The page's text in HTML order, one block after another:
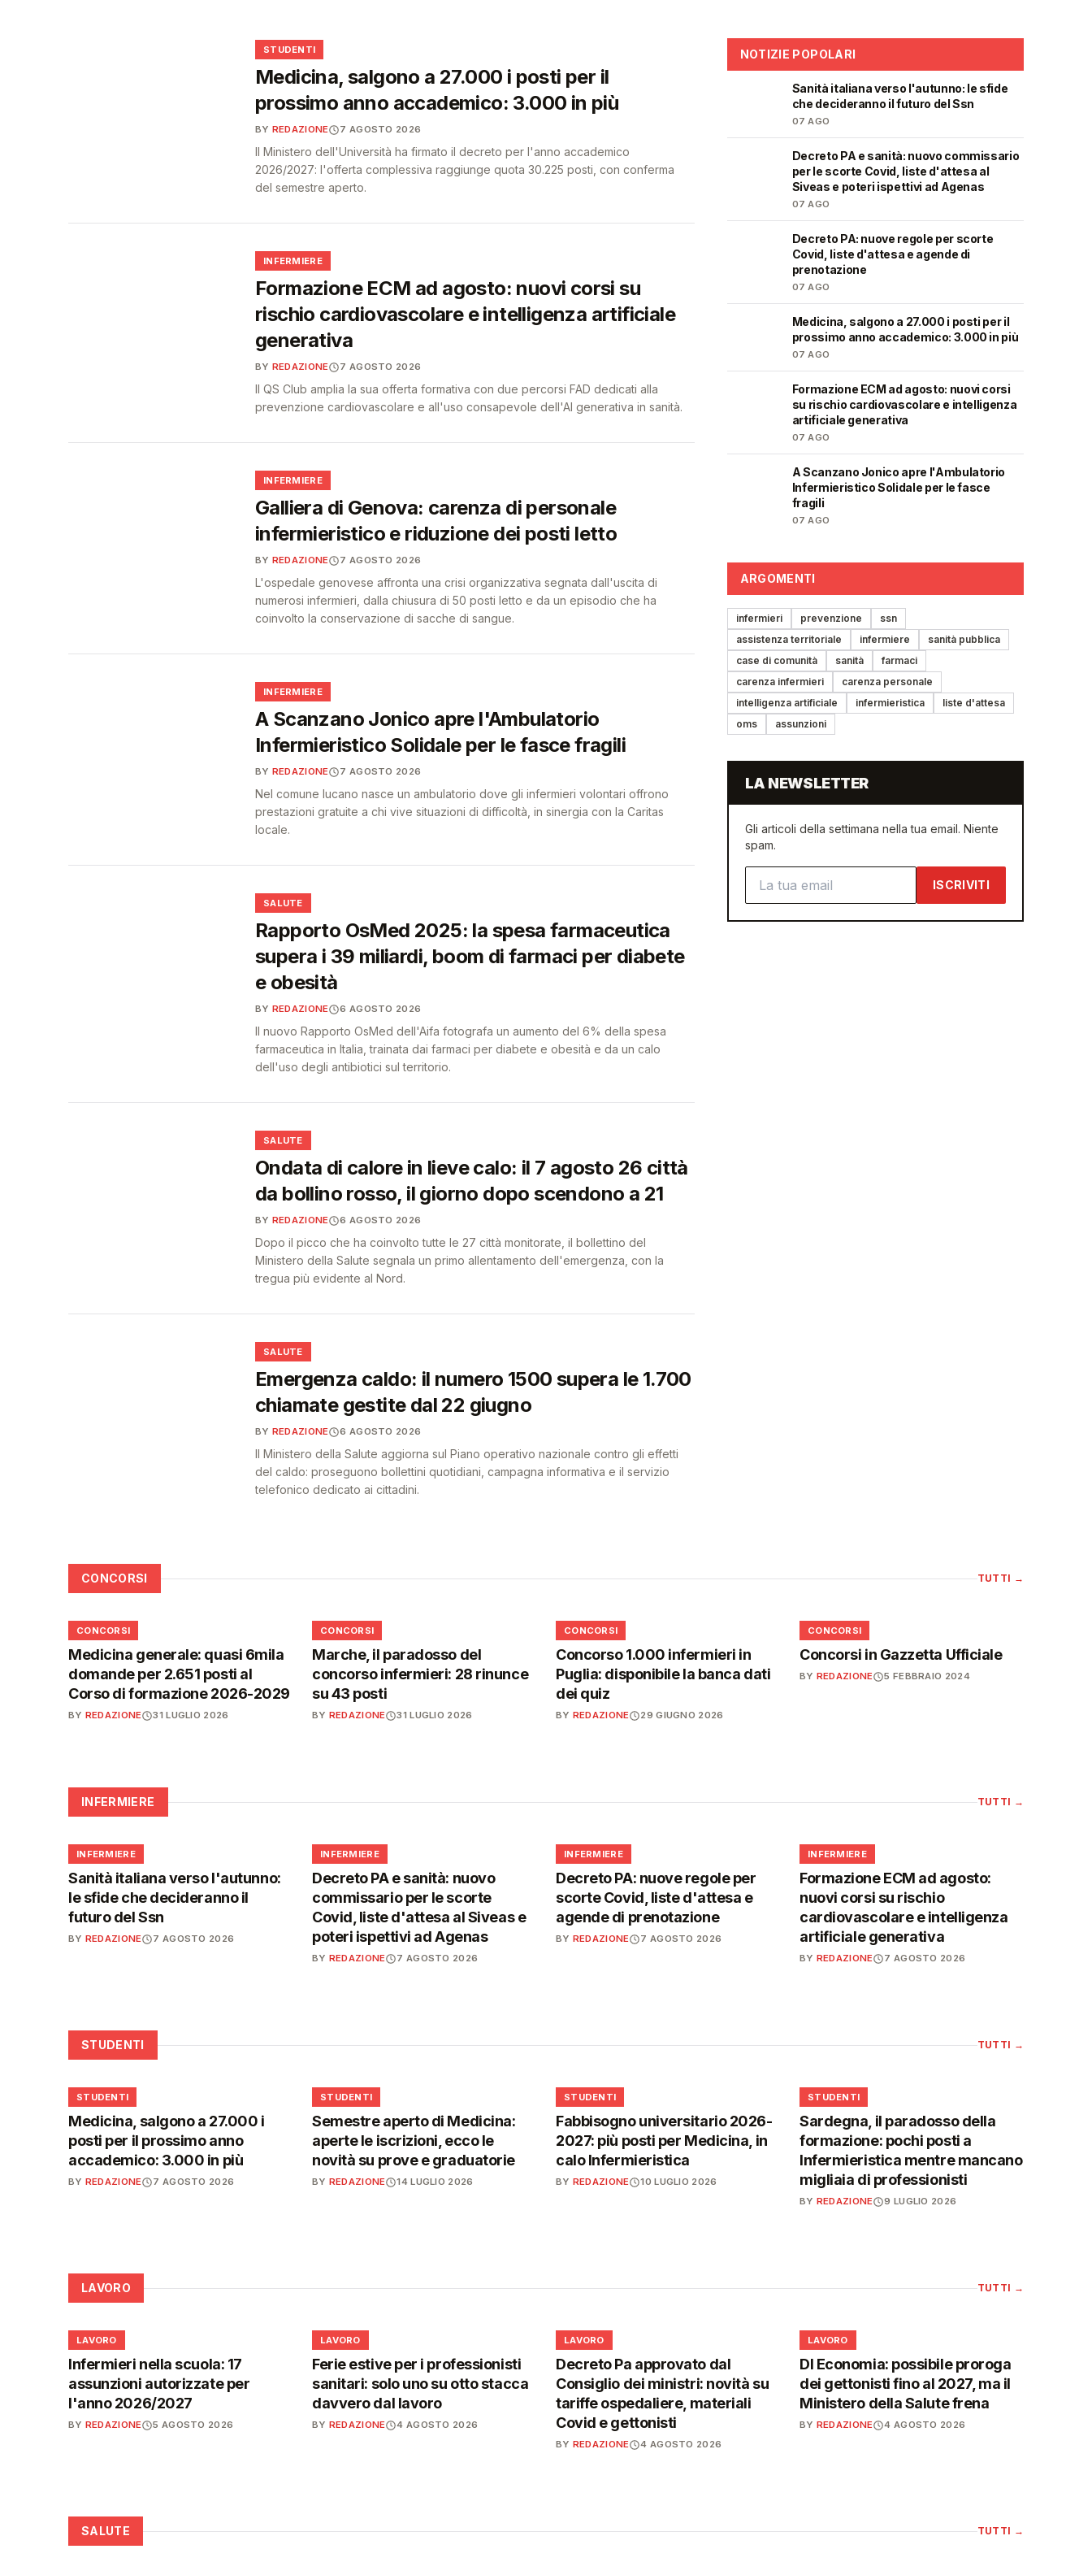
STUDENTI
Medicina, salgono a 27.000 i posti per il
prossimo anno accademico: 3.000 in più
BY REDAZIONE 7 AGOSTO 2026
Il Ministero dell'Università ha firmato il decreto per l'anno accademico
2026/2027: l'offerta complessiva raggiunge quota 30.225 posti, con conferma
del semestre aperto.
INFERMIERE
Formazione ECM ad agosto: nuovi corsi su
rischio cardiovascolare e intelligenza artificiale
generativa
BY REDAZIONE 7 AGOSTO 2026
Il QS Club amplia la sua offerta formativa con due percorsi FAD dedicati alla
prevenzione cardiovascolare e all'uso consapevole dell'AI generativa in sanità.
INFERMIERE
Galliera di Genova: carenza di personale
infermieristico e riduzione dei posti letto
BY REDAZIONE 7 AGOSTO 2026
L'ospedale genovese affronta una crisi organizzativa segnata dall'uscita di
numerosi infermieri, dalla chiusura di 50 posti letto e da un episodio che ha
coinvolto la conservazione di sacche di sangue.
INFERMIERE
A Scanzano Jonico apre l'Ambulatorio
Infermieristico Solidale per le fasce fragili
BY REDAZIONE 7 AGOSTO 2026
Nel comune lucano nasce un ambulatorio dove gli infermieri volontari offrono
prestazioni gratuite a chi vive situazioni di difficoltà, in sinergia con la Caritas
locale.
SALUTE
Rapporto OsMed 2025: la spesa farmaceutica
supera i 39 miliardi, boom di farmaci per diabete
e obesità
BY REDAZIONE 6 AGOSTO 2026
Il nuovo Rapporto OsMed dell'Aifa fotografa un aumento del 6% della spesa
farmaceutica in Italia, trainata dai farmaci per diabete e obesità e da un calo
dell'uso degli antibiotici sul territorio.
SALUTE
Ondata di calore in lieve calo: il 7 agosto 26 città
da bollino rosso, il giorno dopo scendono a 21
BY REDAZIONE 6 AGOSTO 2026
Dopo il picco che ha coinvolto tutte le 27 città monitorate, il bollettino del
Ministero della Salute segnala un primo allentamento dell'emergenza, con la
tregua più evidente al Nord.
SALUTE
Emergenza caldo: il numero 1500 supera le 1.700
chiamate gestite dal 22 giugno
BY REDAZIONE 6 AGOSTO 2026
Il Ministero della Salute aggiorna sul Piano operativo nazionale contro gli effetti
del caldo: proseguono bollettini quotidiani, campagna informativa e il servizio
telefonico dedicato ai cittadini.
NOTIZIE POPOLARI
Sanità italiana verso l'autunno: le sfide
che decideranno il futuro del Ssn
07 AGO
Decreto PA e sanità: nuovo commissario
per le scorte Covid, liste d'attesa al
Siveas e poteri ispettivi ad Agenas
07 AGO
Decreto PA: nuove regole per scorte
Covid, liste d'attesa e agende di
prenotazione
07 AGO
Medicina, salgono a 27.000 i posti per il
prossimo anno accademico: 3.000 in più
07 AGO
Formazione ECM ad agosto: nuovi corsi
su rischio cardiovascolare e intelligenza
artificiale generativa
07 AGO
A Scanzano Jonico apre l'Ambulatorio
Infermieristico Solidale per le fasce
fragili
07 AGO
ARGOMENTI
infermieri prevenzione
ssn
assistenza territoriale
infermiere
sanità pubblica
case di comunità
sanità
farmaci
carenza infermieri
carenza personale
intelligenza artificiale
infermieristica
liste d'attesa
oms
assunzioni
LA NEWSLETTER
Gli articoli della settimana nella tua email. Niente
spam.
ISCRIVITI
CONCORSI TUTTI →
📋
CONCORSI
Medicina generale: quasi 6mila
domande per 2.651 posti al
Corso di formazione 2026-2029
BY REDAZIONE 31 LUGLIO 2026
📋
CONCORSI
Marche, il paradosso del
concorso infermieri: 28 rinunce
su 43 posti
BY REDAZIONE 31 LUGLIO 2026
📋
CONCORSI
Concorso 1.000 infermieri in
Puglia: disponibile la banca dati
dei quiz
BY REDAZIONE 29 GIUGNO 2026
📋
CONCORSI
Concorsi in Gazzetta Ufficiale
BY REDAZIONE 5 FEBBRAIO 2024
INFERMIERE TUTTI →
🩺
INFERMIERE
Sanità italiana verso l'autunno:
le sfide che decideranno il
futuro del Ssn
BY REDAZIONE 7 AGOSTO 2026
🩺
INFERMIERE
Decreto PA e sanità: nuovo
commissario per le scorte
Covid, liste d'attesa al Siveas e
poteri ispettivi ad Agenas
BY REDAZIONE 7 AGOSTO 2026
🩺
INFERMIERE
Decreto PA: nuove regole per
scorte Covid, liste d'attesa e
agende di prenotazione
BY REDAZIONE 7 AGOSTO 2026
🩺
INFERMIERE
Formazione ECM ad agosto:
nuovi corsi su rischio
cardiovascolare e intelligenza
artificiale generativa
BY REDAZIONE 7 AGOSTO 2026
STUDENTI TUTTI →
🎓
STUDENTI
Medicina, salgono a 27.000 i
posti per il prossimo anno
accademico: 3.000 in più
BY REDAZIONE 7 AGOSTO 2026
🎓
STUDENTI
Semestre aperto di Medicina:
aperte le iscrizioni, ecco le
novità su prove e graduatorie
BY REDAZIONE 14 LUGLIO 2026
🎓
STUDENTI
Fabbisogno universitario 2026-
2027: più posti per Medicina, in
calo Infermieristica
BY REDAZIONE 10 LUGLIO 2026
🎓
STUDENTI
Sardegna, il paradosso della
formazione: pochi posti a
Infermieristica mentre mancano
migliaia di professionisti
BY REDAZIONE 9 LUGLIO 2026
LAVORO TUTTI →
💼
LAVORO
Infermieri nella scuola: 17
assunzioni autorizzate per
l'anno 2026/2027
BY REDAZIONE 5 AGOSTO 2026
💼
LAVORO
Ferie estive per i professionisti
sanitari: solo uno su otto stacca
davvero dal lavoro
BY REDAZIONE 4 AGOSTO 2026
💼
LAVORO
Decreto Pa approvato dal
Consiglio dei ministri: novità su
tariffe ospedaliere, materiali
Covid e gettonisti
BY REDAZIONE 4 AGOSTO 2026
💼
LAVORO
Dl Economia: possibile proroga
dei gettonisti fino al 2027, ma il
Ministero della Salute frena
BY REDAZIONE 4 AGOSTO 2026
SALUTE TUTTI →